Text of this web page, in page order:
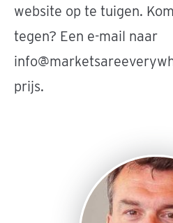
website op te tuigen.
tegen? Een e-mail naar
prijs.